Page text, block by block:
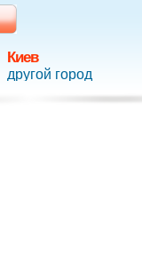
Киев
другой город